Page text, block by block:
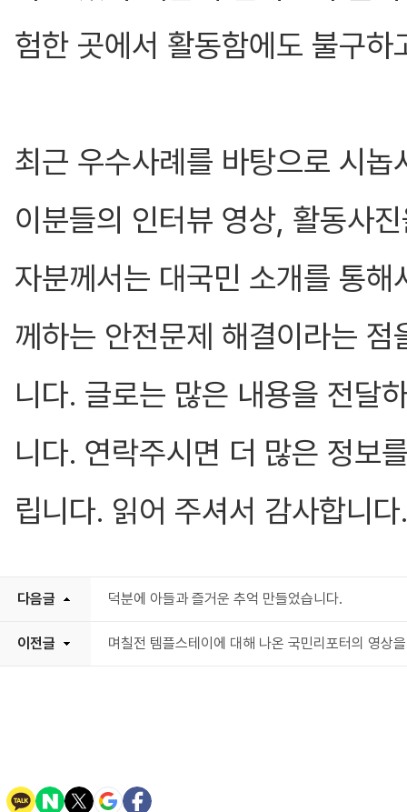
험한 곳에서 활동함에도 불구
최근 우수사례를 바탕으로 시
이분들의 인터뷰 영상, 활동사
자분께서는 대국민 소개를 통
께하는 안전문제 해결이라는
니다. 글로는 많은 내용을 전달
니다. 연락주시면 더 많은 정보
립니다. 읽어 주셔서 감사합니다.
다음글 덕분에 아들과 즐거운 추억 만들었습니다.
이전글 며칠전 템플스테이에 대해 나온 국민리포터의 영상